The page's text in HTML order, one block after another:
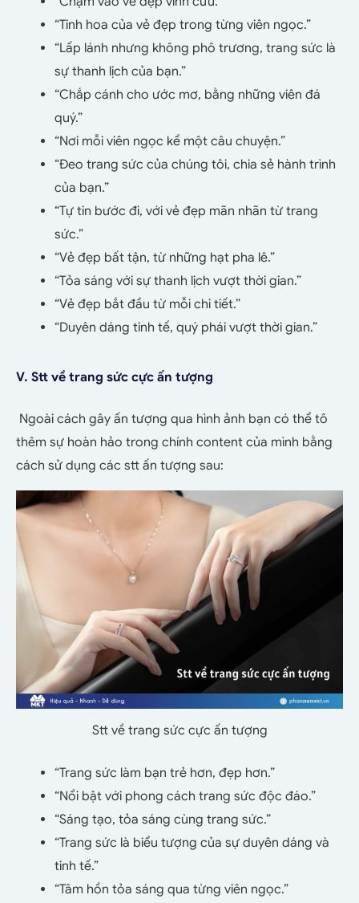
“Tinh hoa của vẻ đẹp trong từng viên ngọc.”
“Lấp lánh nhưng không phô trương, trang sức là
sự thanh lịch của bạn.”
“Chắp cánh cho ước mơ, bằng những viên đá
quý.”
“Nơi mỗi viên ngọc kể một câu chuyện.”
“Đeo trang sức của chúng tôi, chia sẻ hành trình
của bạn.”
“Tự tin bước đi, với vẻ đẹp mãn nhãn từ trang
sức.”
“Vẻ đẹp bất tận, từ những hạt pha lê.”
“Tỏa sáng với sự thanh lịch vượt thời gian.”
“Vẻ đẹp bắt đầu từ mỗi chi tiết.”
“Duyên dáng tinh tế, quý phái vượt thời gian.”
V. Stt về trang sức cực ấn tượng
Ngoài cách gây ấn tượng qua hình ảnh bạn có thể tô
thêm sự hoàn hảo trong chính content của mình bằng
cách sử dụng các stt ấn tượng sau:
Stt về trang sức cực ấn tượng
“Trang sức làm bạn trẻ hơn, đẹp hơn.”
“Nổi bật với phong cách trang sức độc đáo.”
“Sáng tạo, tỏa sáng cùng trang sức.”
“Trang sức là biểu tượng của sự duyên dáng và
tinh tế.”
“Tâm hồn tỏa sáng qua từng viên ngọc.”